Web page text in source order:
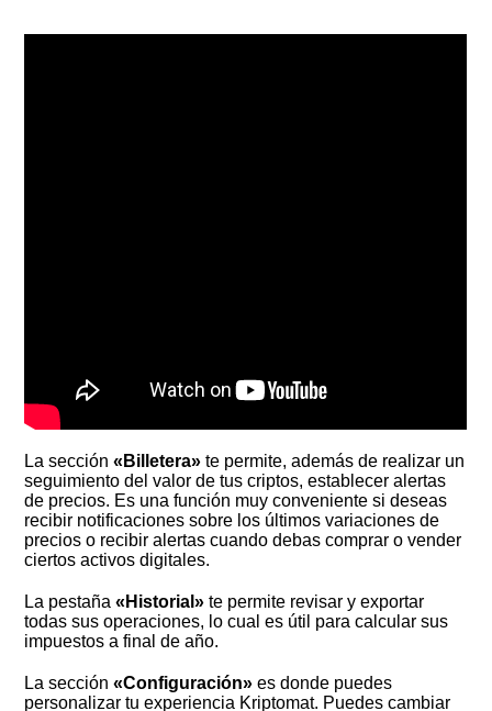
La sección«Billetera» te permite, además de realizar un
seguimiento del valor de tus criptos, establecer alertas
de precios. Es una función muy conveniente si deseas
recibir notificaciones sobre los últimos variaciones de
precios o recibir alertas cuando debas comprar o vender
ciertos activos digitales.
La pestaña«Historial» te permite revisar y exportar
todas sus operaciones, lo cual es útil para calcular sus
impuestos a final de año.
La sección«Configuración» es donde puedes
personalizar tu experiencia Kriptomat. Puedes cambiar